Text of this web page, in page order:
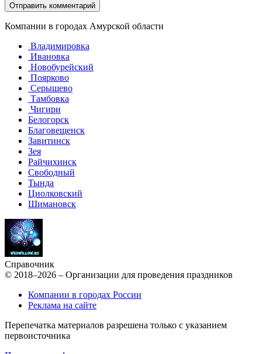
Компании в городах Амурской области
Владимировка
Ивановка
Новобурейский
Поярково
Серышево
Тамбовка
Чигири
Белогорск
Благовещенск
Завитинск
Зея
Райчихинск
Свободный
Тында
Циолковский
Шимановск
Справочник
© 2018–2026 – Организации для проведения праздников
Компании в городах России
Реклама на сайте
Перепечатка материалов разрешена только с указанием
первоисточника